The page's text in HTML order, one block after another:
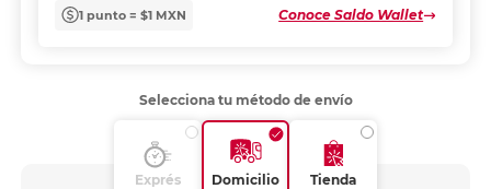
1 punto = $1 MXN Conoce Saldo Wallet
Selecciona tu método de envío
Exprés Domicilio Tienda